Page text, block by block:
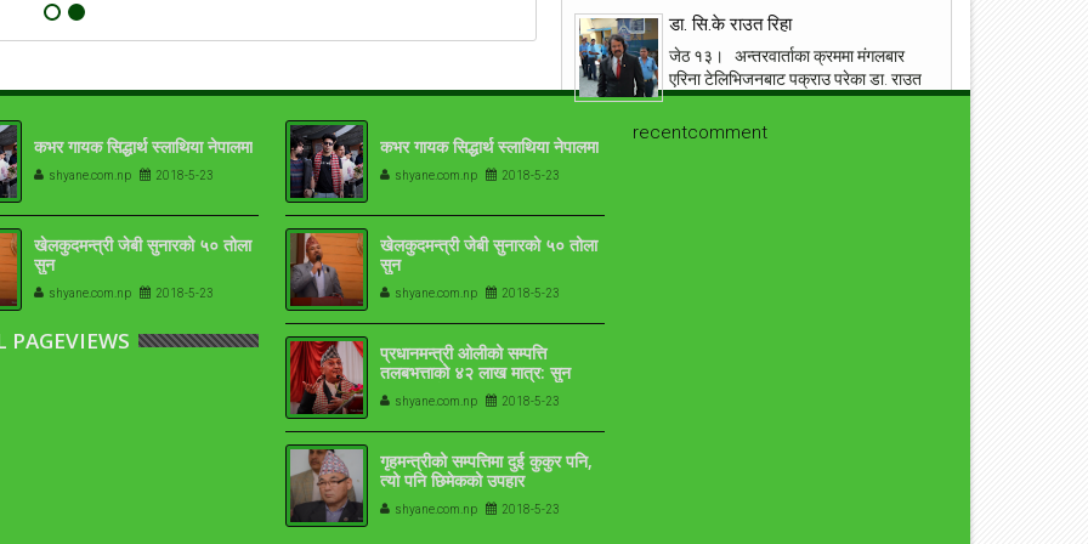
डा. सि.के राउत रिहा
जेठ १३। अन्तरवार्ताका क्रममा मंगलबार
एरिना टेलिभिजनबाट पक्राउ परेका डा. राउत
सप्तरी प्रहरीबाट रिहा । बिभिन्न बिषयमा
विवादित रहेका राउ...
भावबिह्वल हुनु सामान्य कुरा हो । तर आँफुले जन्माएर १९ वर्ष
प्रत्युष लिएरआउदै संगीतकार बिपिन किरण
युद्ध मैदानमा अंग्रेज फौज, ‘नालापानी’ छायांकनका केही
दृश्य
कभर गायक सिद्धार्थ स्लाथिया नेपालमा
shyane.com.np 2018-5-23
खेलकुदमन्त्री जेबी सुनारको ५० तोला
सुन
shyane.com.np 2018-5-23
PAGEVIEWS
कभर गायक सिद्धार्थ स्लाथिया नेपालमा
shyane.com.np 2018-5-23
खेलकुदमन्त्री जेबी सुनारको ५० तोला
सुन
shyane.com.np 2018-5-23
प्रधानमन्त्री ओलीको सम्पत्ति
तलबभत्ताको ४२ लाख मात्र: सुन
१७-१८ तोला
shyane.com.np 2018-5-23
गृहमन्त्रीको सम्पत्तिमा दुई कुकुर पनि,
त्यो पनि छिमेकको उपहार
shyane.com.np 2018-5-23
recentcomment